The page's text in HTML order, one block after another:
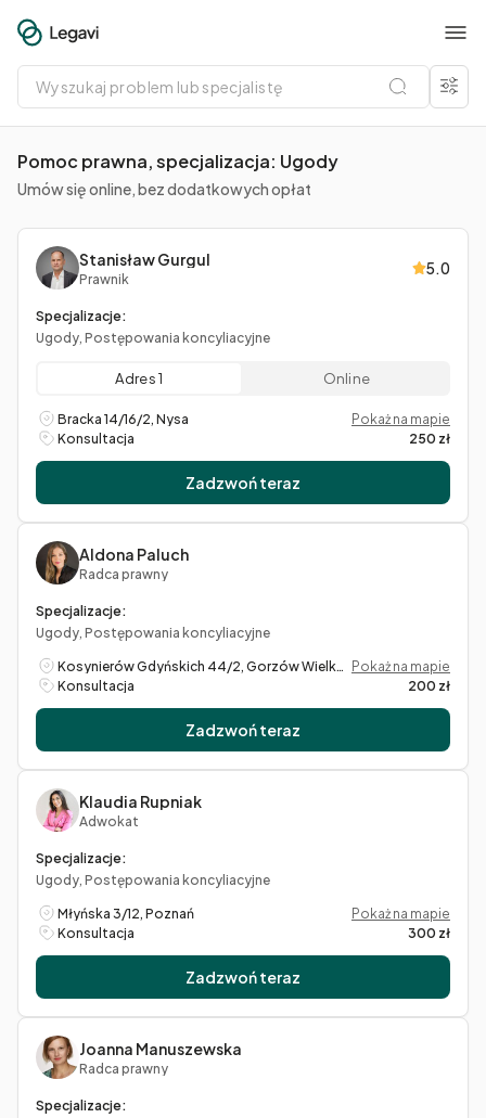
Wyszukaj
problem
lub
specjalistę
Pomoc prawna, specjalizacja: Ugody
Umów się online, bez dodatkowych opłat
Stanisław Gurgul
Prawnik
5.0
Specjalizacje:
Ugody, Postępowania koncyliacyjne
Adres 1 Online
Bracka 14/16/2, Nysa
Pokaż na mapie
Konsultacja
250 zł
Zadzwoń teraz
Aldona Paluch
Radca prawny
Specjalizacje:
Ugody, Postępowania koncyliacyjne
Kosynierów Gdyńskich 44/2, Gorzów Wielkopolski Pokaż na mapie
Konsultacja
200 zł
Zadzwoń teraz
Klaudia Rupniak
Adwokat
Specjalizacje:
Ugody, Postępowania koncyliacyjne
Młyńska 3/12, Poznań
Pokaż na mapie
Konsultacja
300 zł
Zadzwoń teraz
Joanna Manuszewska
Radca prawny
Specjalizacje: